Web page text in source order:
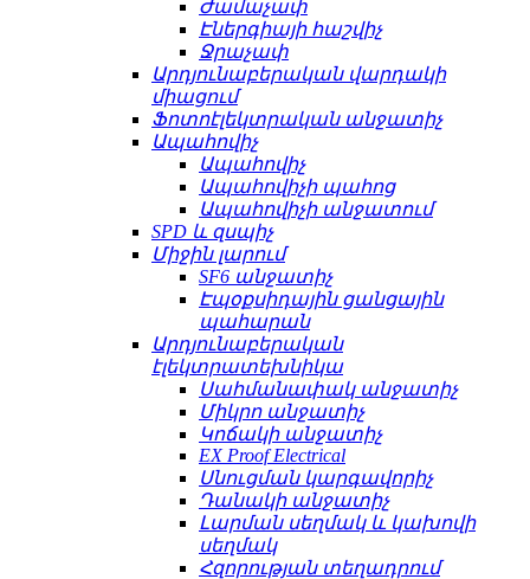
Ժամաչափ
Էներգիայի հաշվիչ
Ջրաչափ
Արդյունաբերական վարդակի
միացում
Ֆոտոէլեկտրական անջատիչ
Ապահովիչ
Ապահովիչ
Ապահովիչի պահոց
Ապահովիչի անջատում
SPD և զսպիչ
Միջին լարում
SF6 անջատիչ
Էպօքսիդային ցանցային
պահարան
Արդյունաբերական
էլեկտրատեխնիկա
Սահմանափակ անջատիչ
Միկրո անջատիչ
Կոճակի անջատիչ
EX Proof Electrical
Սնուցման կարգավորիչ
Դանակի անջատիչ
Լարման սեղմակ և կախովի
սեղմակ
Հզորության տեղադրում